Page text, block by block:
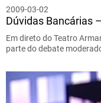
2009-03-02
Dúvidas Bancárias
Em direto do Teatro
parte do debate